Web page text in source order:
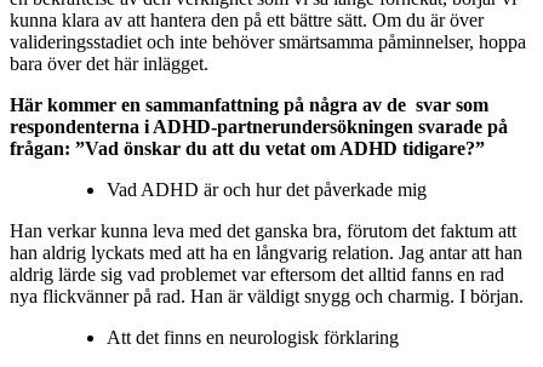
kunna klara av att hantera den på ett bättre sätt. Om du är över
valideringsstadiet och inte behöver smärtsamma påminnelser, hoppa
bara över det här inlägget.
Här kommer en sammanfattning på några av de svar som
respondenterna i ADHD-partnerundersökningen svarade på
frågan: ”Vad önskar du att du vetat om ADHD tidigare?”
Vad ADHD är och hur det påverkade mig
Han verkar kunna leva med det ganska bra, förutom det faktum att
han aldrig lyckats med att ha en långvarig relation. Jag antar att han
aldrig lärde sig vad problemet var eftersom det alltid fanns en rad
nya flickvänner på rad. Han är väldigt snygg och charmig. I början.
Att det finns en neurologisk förklaring